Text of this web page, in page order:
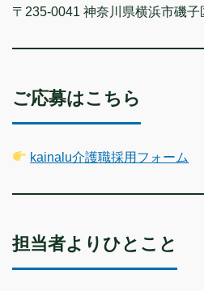
〒235-0041 神奈川県横浜市磯
ご応募はこちら
kainalu介護職採用フォーム
担当者よりひとこと